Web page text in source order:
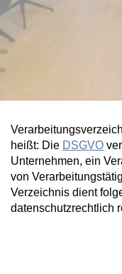
heißt: Die DSGVO
Unternehmen, ein
von
Verzeichnis dient
datenschutzrechtlich